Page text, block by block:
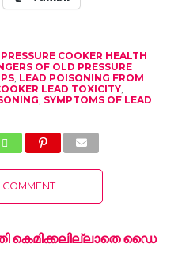
COOKER HEALTH
OF OLD PRESSURE
, LEAD POISONING FROM
LEAD TOXICITY,
, SYMPTOMS OF LEAD
COMMENT
കെമിക്കലില്ലാതെ ഡൈ